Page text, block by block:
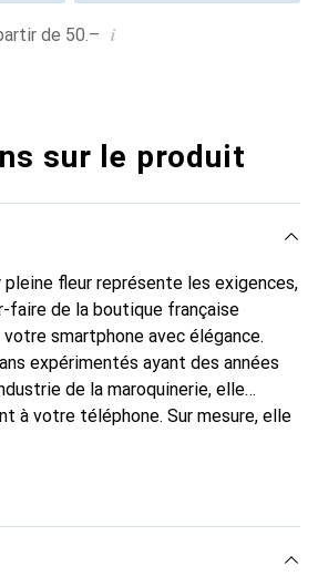
de 50.– i
sur le produit
fleur représente les exigences,
faire de la boutique française
smartphone avec élégance.
expérimentés ayant des années
de la maroquinerie, elle
à votre téléphone. Sur mesure, elle
devient l'accessoire chic et
pour ses produits de
un choix fiable pour une